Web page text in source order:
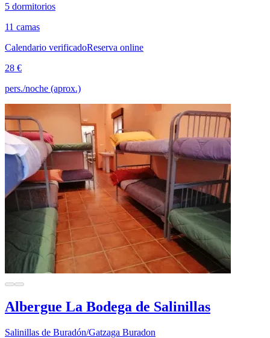
5 dormitorios
11 camas
Calendario verificadoReserva online
28 €
pers./noche (aprox.)
Albergue La Bodega de Salinillas
Salinillas de Buradón/Gatzaga Buradon